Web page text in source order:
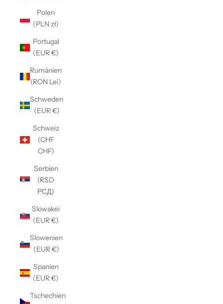
Polen
(PLN zł)
Portugal
(EUR €)
Rumänien
(RON Lei)
Schweden
(EUR €)
Schweiz
(CHF
CHF)
Serbien
(RSD
РСД)
Slowakei
(EUR €)
Slowenien
(EUR €)
Spanien
(EUR €)
Tschechien